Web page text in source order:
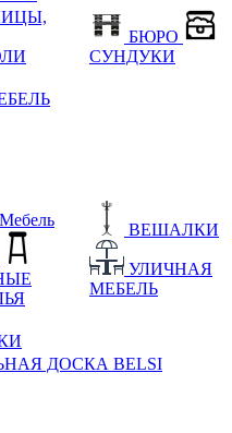
БЮРО
СУНДУКИ
Мебель
ВЕШАЛКИ
УЛИЧНАЯ
МЕБЕЛЬ
ДОСКА BELSI